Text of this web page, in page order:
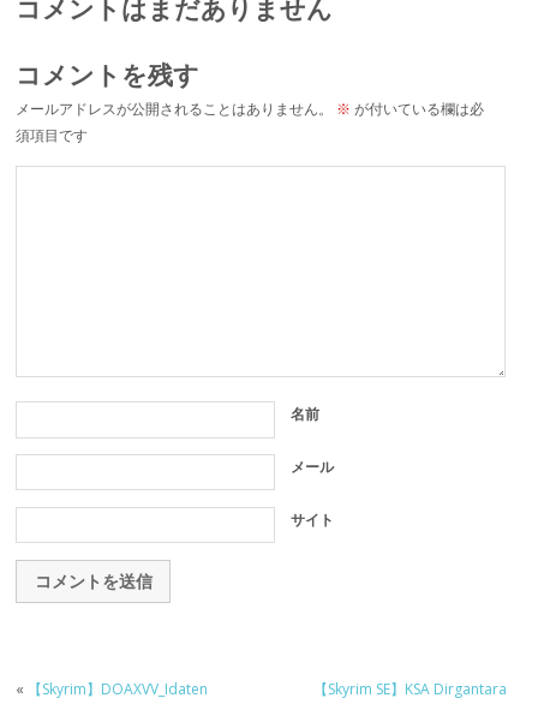
コメントはまだありません
コメントを残す
メールアドレスが公開されることはありません。 ※ が付いている欄は必
須項目です
名前
メール
サイト
« 【Skyrim】DOAXVV_Idaten
【Skyrim SE】KSA Dirgantara